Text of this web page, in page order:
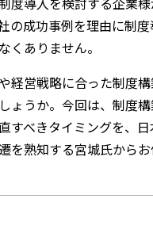
の成功事例を理由に制
くありません。
経営戦略に合った制度
ょうか。今回は、制度
すべきタイミングを、
を熟知する宮城氏から